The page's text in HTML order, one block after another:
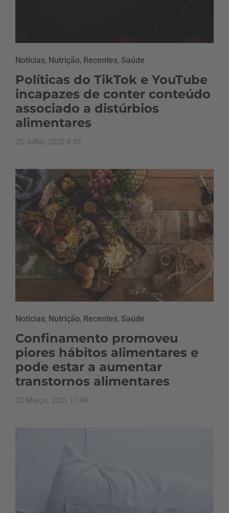
Notícias, Nutrição, Recentes, Saúde
Políticas do TikTok e YouTube
incapazes de conter conteúdo
associado a distúrbios
alimentares
25 Julho, 2025 8:35
Notícias, Nutrição, Recentes, Saúde
Confinamento promoveu
piores hábitos alimentares e
pode estar a aumentar
transtornos alimentares
23 Março, 2021 17:48